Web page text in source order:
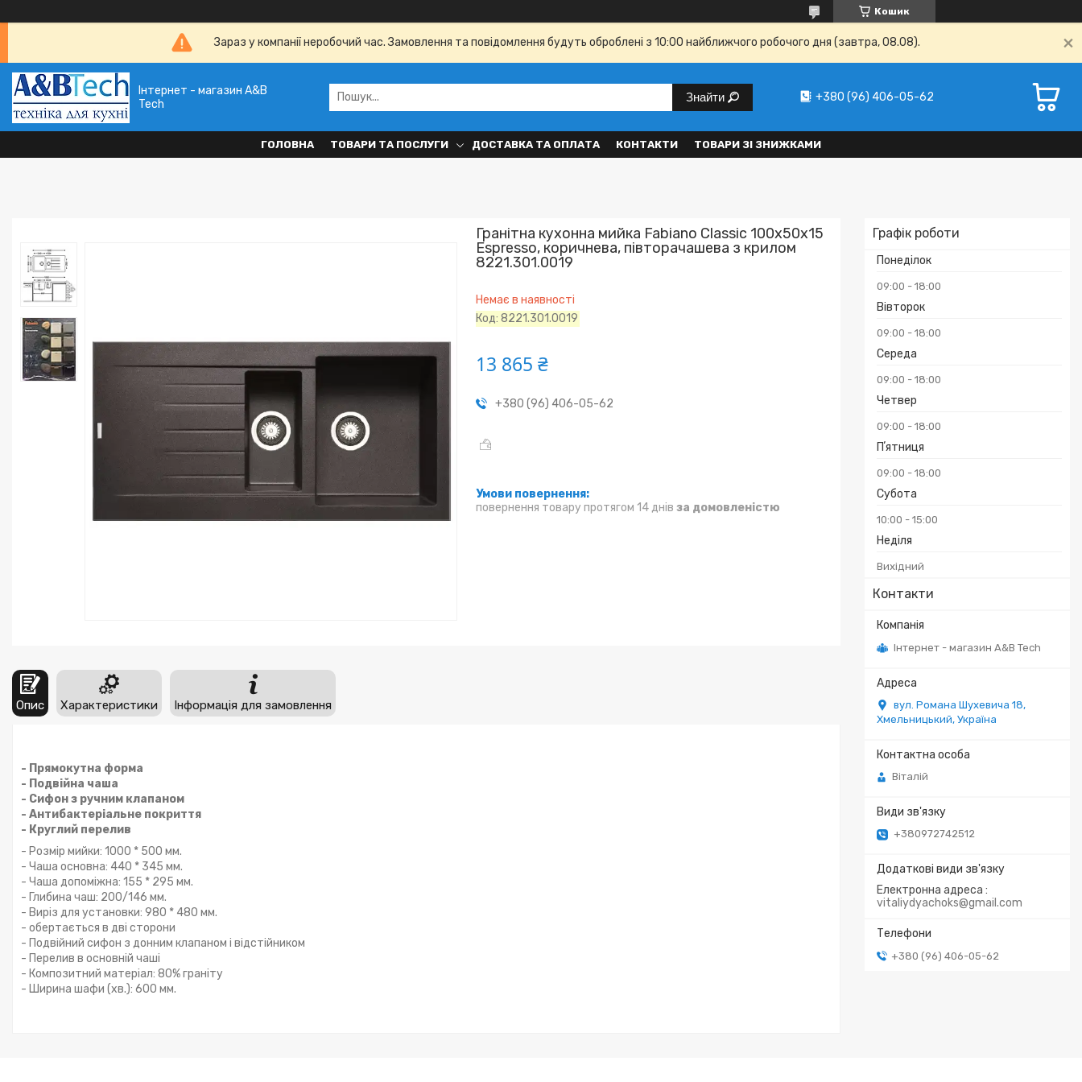
Кошик
Зараз у компанії неробочий час. Замовлення та повідомлення будуть оброблені з 10:00 найближчого робочого дня (завтра, 08.08).
Інтернет - магазин A&B
Tech
Знайти +380 (96) 406-05-62
ГОЛОВНА ТОВАРИ ТА ПОСЛУГИ ДОСТАВКА ТА ОПЛАТА КОНТАКТИ ТОВАРИ ЗІ ЗНИЖКАМИ
Графік роботи
Понеділок
09:00 18:00
Вівторок
09:00 18:00
Середа
09:00 18:00
Четвер
09:00 18:00
Пʼятниця
09:00 18:00
Субота
10:00 15:00
Неділя
Вихідний
Контакти
Інтернет - магазин A&B Tech
вул. Романа Шухевича 18,
Хмельницький, Україна
Віталій
+380972742512
Електронна адреса
vitaliydyachoks@gmail.com
+380 (96) 406-05-62
Гранітна кухонна мийка Fabiano Classic 100x50x15
Espresso, коричнева, півторачашева з крилом
8221.301.0019
Немає в наявності
Код:8221.301.0019
13 865 ₴
+380 (96) 406-05-62
повернення товару протягом 14 днів за домовленістю
Опис Характеристики Інформація для замовлення
- Прямокутна форма
- Подвійна чаша
- Сифон з ручним клапаном
- Антибактеріальне покриття
- Круглий перелив
- Розмір мийки: 1000 * 500 мм.
- Чаша основна: 440 * 345 мм.
- Чаша допоміжна: 155 * 295 мм.
- Глибина чаш: 200/146 мм.
- Виріз для установки: 980 * 480 мм.
- обертається в дві сторони
- Подвійний сифон з донним клапаном і відстійником
- Перелив в основній чаші
- Композитний матеріал: 80% граніту
- Ширина шафи (хв.): 600 мм.